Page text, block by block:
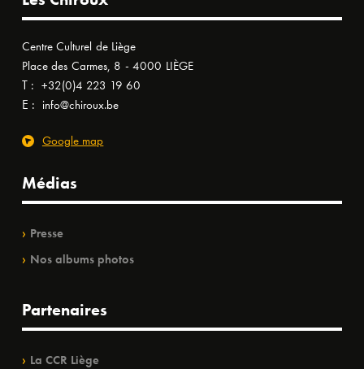
Centre Culturel de Liège
Place des Carmes, 8 - 4000 LIÈGE
T : +32(0)4 223 19 60
E : info@chiroux.be
Google map
Médias
Presse
Nos albums photos
Partenaires
La CCR Liège